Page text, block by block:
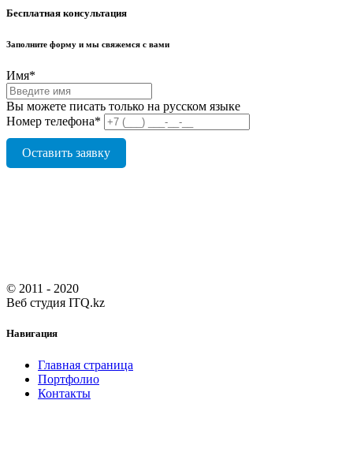
Бесплатная консультация
Заполните форму и мы свяжемся с вами
Имя*
Вы можете писать только на русском языке
Номер телефона*
Оставить заявку
© 2011 - 2020
Веб студия ITQ.kz
Навигация
Главная страница
Портфолио
Контакты